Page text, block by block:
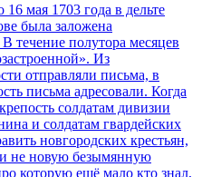
мая 1703 года в дельте
была заложена
течение полутора месяцев
Из
отправляли письма, в
письма адресовали. Когда
солдатам дивизии
и солдатам гвардейских
новгородских крестьян,
не новую безымянную
которую ещё мало кто знал,